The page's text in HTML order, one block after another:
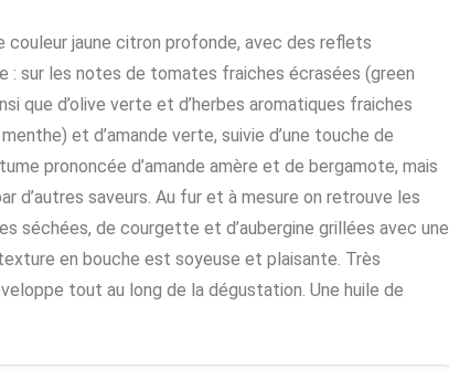
couleur jaune citron profonde, avec des reflets
: sur les notes de tomates fraiches écrasées (green
que d’olive verte et d’herbes aromatiques fraiches
et d’amande verte, suivie d’une touche de
prononcée d’amande amère et de bergamote, mais
saveurs. Au fur et à mesure on retrouve les
séchées, de courgette et d’aubergine grillées avec une
en bouche est soyeuse et plaisante. Très
tout au long de la dégustation. Une huile de